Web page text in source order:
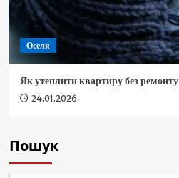
Оселя
Як утеплити квартиру без ремонту
24.01.2026
Пошук